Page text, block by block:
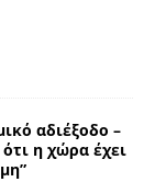
αδιέξοδο –
η χώρα έχει